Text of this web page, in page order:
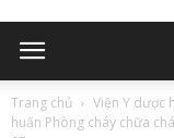
Trang chủ
Viện Y dược
huấn Phòng cháy chữa